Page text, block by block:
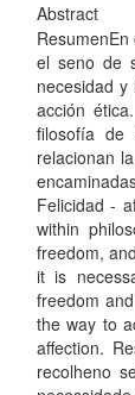
Abstract
el seno de
necesidad
acción
filosofí­a de
relacionan
Felicidad -
within
freedom,
it is
freedom
the way to
affection.
recolheno